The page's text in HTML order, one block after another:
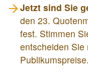
Jetzt sind Sie
den 23.
fest. Stimmen
entscheiden Sie
Publikumspreise.